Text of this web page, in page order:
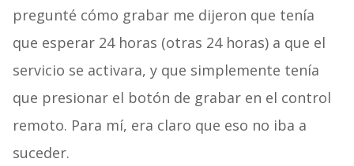
pregunté cómo grabar me dijeron que tenía
que esperar 24 horas (otras 24 horas) a que el
servicio se activara, y que simplemente tenía
que presionar el botón de grabar en el control
remoto. Para mí, era claro que eso no iba a
suceder.